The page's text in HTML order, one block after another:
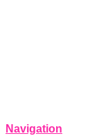
Navigation